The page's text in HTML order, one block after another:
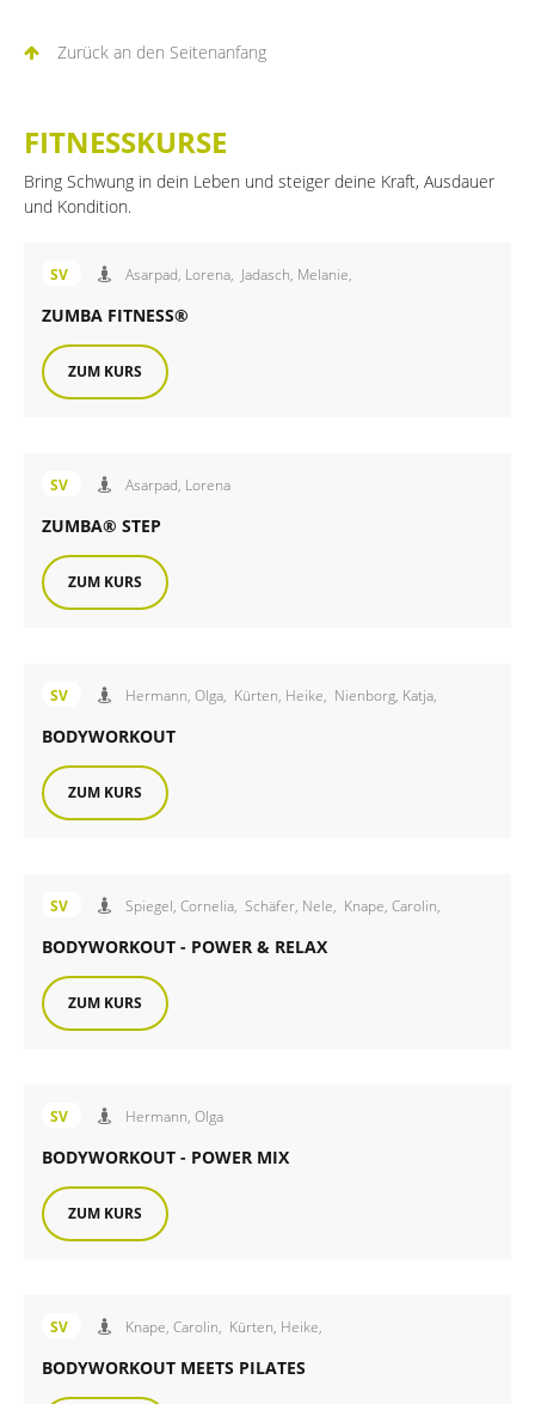
Zurück an den Seitenanfang
FITNESSKURSE
Bring Schwung in dein Leben und steiger deine Kraft, Ausdauer
und Kondition.
SVAngebot des FiB Sportverein
Asarpad, Lorena, Jadasch, Melanie,
ZUMBA FITNESS®
ZUM KURS
SVAngebot des FiB Sportverein
Asarpad, Lorena
ZUMBA® STEP
ZUM KURS
SVAngebot des FiB Sportverein
Hermann, Olga, Kürten, Heike, Nienborg, Katja,
BODYWORKOUT
ZUM KURS
SVAngebot des FiB Sportverein
Spiegel, Cornelia, Schäfer, Nele, Knape, Carolin,
BODYWORKOUT - POWER & RELAX
ZUM KURS
SVAngebot des FiB Sportverein
Hermann, Olga
BODYWORKOUT - POWER MIX
ZUM KURS
SVAngebot des FiB Sportverein
Knape, Carolin, Kürten, Heike,
BODYWORKOUT MEETS PILATES